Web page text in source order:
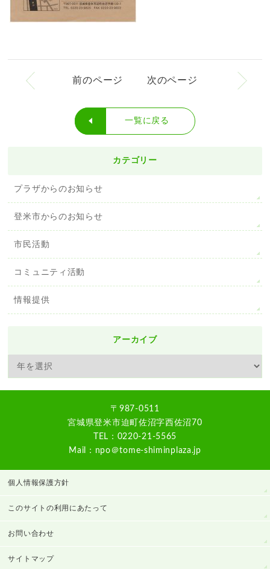
前のページ 次のページ
一覧に戻る
カテゴリー
プラザからのお知らせ
登米市からのお知らせ
市民活動
コミュニティ活動
情報提供
アーカイブ
〒987-0511
宮城県登米市迫町佐沼字西佐沼70
TEL：0220-21-5565
Mail：npo＠tome-shiminplaza.jp
個人情報保護方針
このサイトの利用にあたって
お問い合わせ
サイトマップ